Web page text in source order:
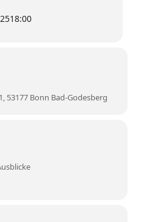
18:00
53177 Bonn Bad-Godesberg